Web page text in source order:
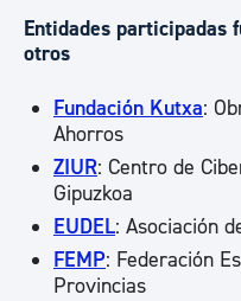
Entidades participadas
otros
Fundación Kutxa:
Ahorros
ZIUR: Centro de
Gipuzkoa
EUDEL: Asociación
FEMP: Federación
Provincias